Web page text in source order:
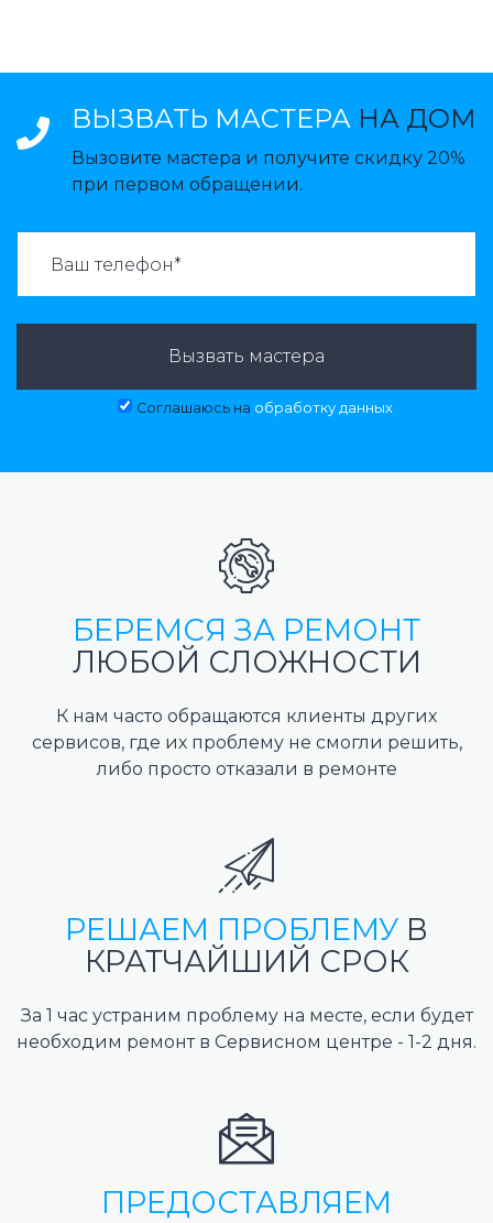
ВЫЗВАТЬ МАСТЕРА НА ДОМ
Вызовите мастера и получите скидку 20%
при первом обращении.
Вызвать мастера
Соглашаюсь на обработку данных
БЕРЕМСЯ ЗА РЕМОНТ
ЛЮБОЙ СЛОЖНОСТИ
К нам часто обращаются клиенты других
сервисов, где их проблему не смогли решить,
либо просто отказали в ремонте
РЕШАЕМ ПРОБЛЕМУ В
КРАТЧАЙШИЙ СРОК
За 1 час устраним проблему на месте, если будет
необходим ремонт в Сервисном центре - 1-2 дня.
ПРЕДОСТАВЛЯЕМ